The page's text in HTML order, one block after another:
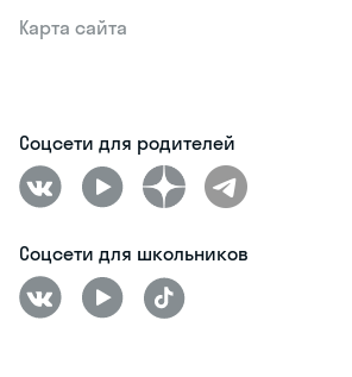
Карта сайта
Соцсети для родителей
Соцсети для школьников